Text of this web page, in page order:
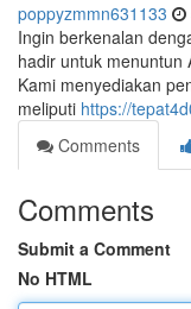
poppyzmmn631133
Ingin berkenalan
hadir untuk menuntun
Kami menyediakan
meliputi https://
Comments
Comments
Submit a Comment
No HTML